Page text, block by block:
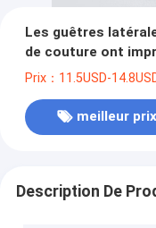
Les guêtres
de couture ont
Prix：11.5USD-
meilleur prix
Description De